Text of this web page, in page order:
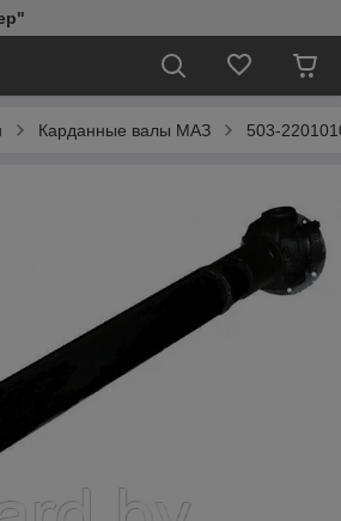
Карданные валы МАЗ 503-